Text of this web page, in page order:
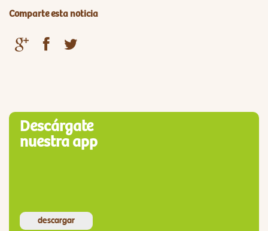
Comparte esta noticia
Descárgate
nuestra app
descargar